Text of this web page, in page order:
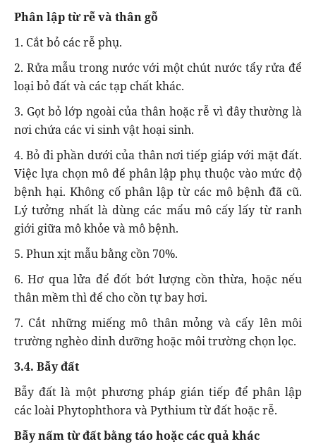
Phân lập từ rễ và thân gỗ
1. Cắt bỏ các rễ phụ.
2. Rửa mẫu trong nước với một chút nước tẩy rửa để
loại bỏ đất và các tạp chất khác.
3. Gọt bỏ lớp ngoài của thân hoặc rễ vì đây thường là
nơi chứa các vi sinh vật hoại sinh.
4. Bỏ đi phần dưới của thân nơi tiếp giáp với mặt đất.
Việc lựa chọn mô để phân lập phụ thuộc vào mức độ
bệnh hại. Không cố phân lập từ các mô bệnh đã cũ.
Lý tưởng nhất là dùng các mẩu mô cấy lấy từ ranh
giới giữa mô khỏe và mô bệnh.
5. Phun xịt mẫu bằng cồn 70%.
6. Hơ qua lửa để đốt bớt lượng cồn thừa, hoặc nếu
thân mềm thì để cho cồn tự bay hơi.
7. Cắt những miếng mô thân mỏng và cấy lên môi
trường nghèo dinh dưỡng hoặc môi trường chọn lọc.
3.4. Bẫy đất
Bẫy đất là một phương pháp gián tiếp để phân lập
các loài Phytophthora và Pythium từ đất hoặc rễ.
Bẫy nấm từ đất bằng táo hoặc các quả khác